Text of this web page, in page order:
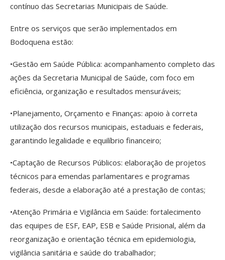
contínuo das Secretarias Municipais de Saúde.
Entre os serviços que serão implementados em
Bodoquena estão:
•Gestão em Saúde Pública: acompanhamento completo das
ações da Secretaria Municipal de Saúde, com foco em
eficiência, organização e resultados mensuráveis;
•Planejamento, Orçamento e Finanças: apoio à correta
utilização dos recursos municipais, estaduais e federais,
garantindo legalidade e equilíbrio financeiro;
•Captação de Recursos Públicos: elaboração de projetos
técnicos para emendas parlamentares e programas
federais, desde a elaboração até a prestação de contas;
•Atenção Primária e Vigilância em Saúde: fortalecimento
das equipes de ESF, EAP, ESB e Saúde Prisional, além da
reorganização e orientação técnica em epidemiologia,
vigilância sanitária e saúde do trabalhador;